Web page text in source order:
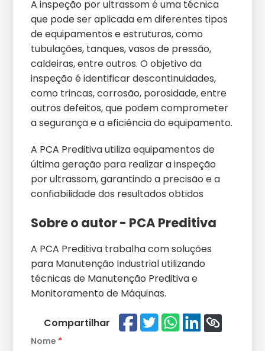
A inspeção por ultrassom é uma técnica
que pode ser aplicada em diferentes tipos
de equipamentos e estruturas, como
tubulações, tanques, vasos de pressão,
caldeiras, entre outros. O objetivo da
inspeção é identificar descontinuidades,
como trincas, corrosão, porosidade, entre
outros defeitos, que podem comprometer
a segurança e a eficiência do equipamento.
A PCA Preditiva utiliza equipamentos de
última geração para realizar a inspeção
por ultrassom, garantindo a precisão e a
confiabilidade dos resultados obtidos
Sobre o autor - PCA Preditiva
A PCA Preditiva trabalha com soluções
para Manutenção Industrial utilizando
técnicas de Manutenção Preditiva e
Monitoramento de Máquinas.
Compartilhar
Nome *